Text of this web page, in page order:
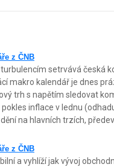
z ČNB
setrvává česká
makro kalendář je dnes
trh s napětím sledovat
inflace v lednu
na hlavních trzích,
z ČNB
a vyhlíží jak vývoj